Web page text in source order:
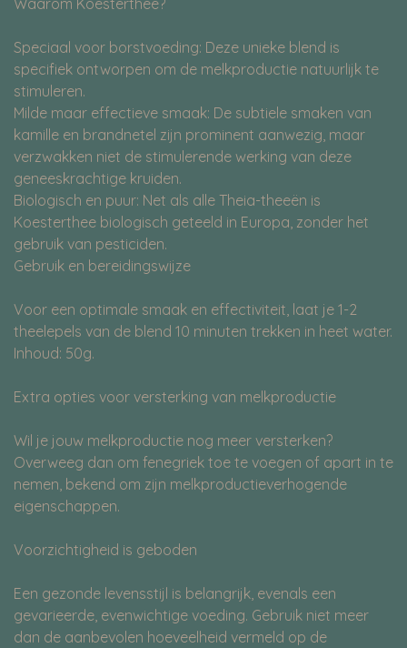
Speciaal voor borstvoeding: Deze unieke blend is
specifiek ontworpen om de melkproductie natuurlijk te
stimuleren.
Milde maar effectieve smaak: De subtiele smaken van
kamille en brandnetel zijn prominent aanwezig, maar
verzwakken niet de stimulerende werking van deze
geneeskrachtige kruiden.
Biologisch en puur: Net als alle Theia-theeën is
Koesterthee biologisch geteeld in Europa, zonder het
gebruik van pesticiden.
Gebruik en bereidingswijze
Voor een optimale smaak en effectiviteit, laat je 1-2
theelepels van de blend 10 minuten trekken in heet water.
Inhoud: 50g.
Extra opties voor versterking van melkproductie
Wil je jouw melkproductie nog meer versterken?
Overweeg dan om fenegriek toe te voegen of apart in te
nemen, bekend om zijn melkproductieverhogende
eigenschappen.
Voorzichtigheid is geboden
Een gezonde levensstijl is belangrijk, evenals een
gevarieerde, evenwichtige voeding. Gebruik niet meer
dan de aanbevolen hoeveelheid vermeld op de